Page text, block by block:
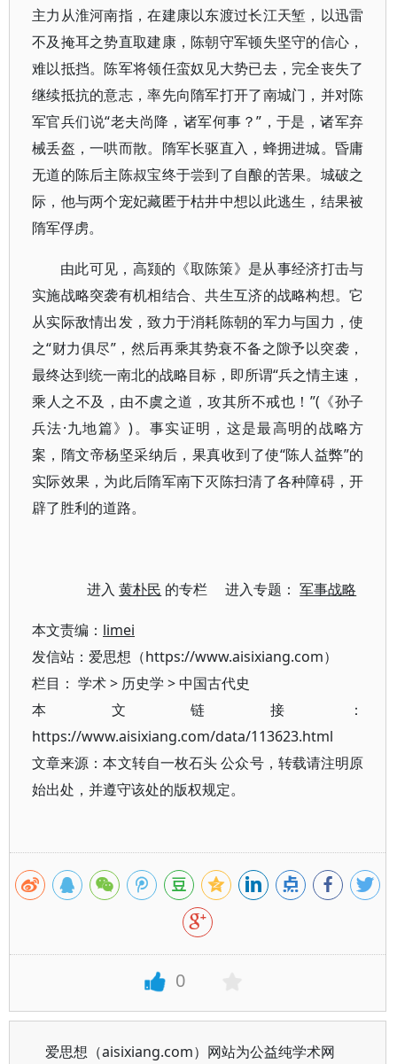
主力从淮河南指，在建康以东渡过长江天堑，以迅雷
不及掩耳之势直取建康，陈朝守军顿失坚守的信心，
难以抵挡。陈军将领任蛮奴见大势已去，完全丧失了
继续抵抗的意志，率先向隋军打开了南城门，并对陈
军官兵们说“老夫尚降，诸军何事？”，于是，诸军弃
械丢盔，一哄而散。隋军长驱直入，蜂拥进城。昏庸
无道的陈后主陈叔宝终于尝到了自酿的苦果。城破之
际，他与两个宠妃藏匿于枯井中想以此逃生，结果被
隋军俘虏。
由此可见，高颎的《取陈策》是从事经济打击与
实施战略突袭有机相结合、共生互济的战略构想。它
从实际敌情出发，致力于消耗陈朝的军力与国力，使
之“财力俱尽”，然后再乘其势衰不备之隙予以突袭，
最终达到统一南北的战略目标，即所谓“兵之情主速，
乘人之不及，由不虞之道，攻其所不戒也！”(《孙子
兵法·九地篇》)。事实证明，这是最高明的战略方
案，隋文帝杨坚采纳后，果真收到了使“陈人益弊”的
实际效果，为此后隋军南下灭陈扫清了各种障碍，开
辟了胜利的道路。
进入黄朴民 的专栏 进入专题：军事战略
本文责编： limei
发信站：爱思想（https://www.aisixiang.com）
栏目： 学术> 历史学 >中国古代史
本文链接：
https://www.aisixiang.com/data/113623.html
文章来源：本文转自一枚石头 公众号，转载请注明原
始出处，并遵守该处的版权规定。
0
爱思想（aisixiang.com）网站为公益纯学术网